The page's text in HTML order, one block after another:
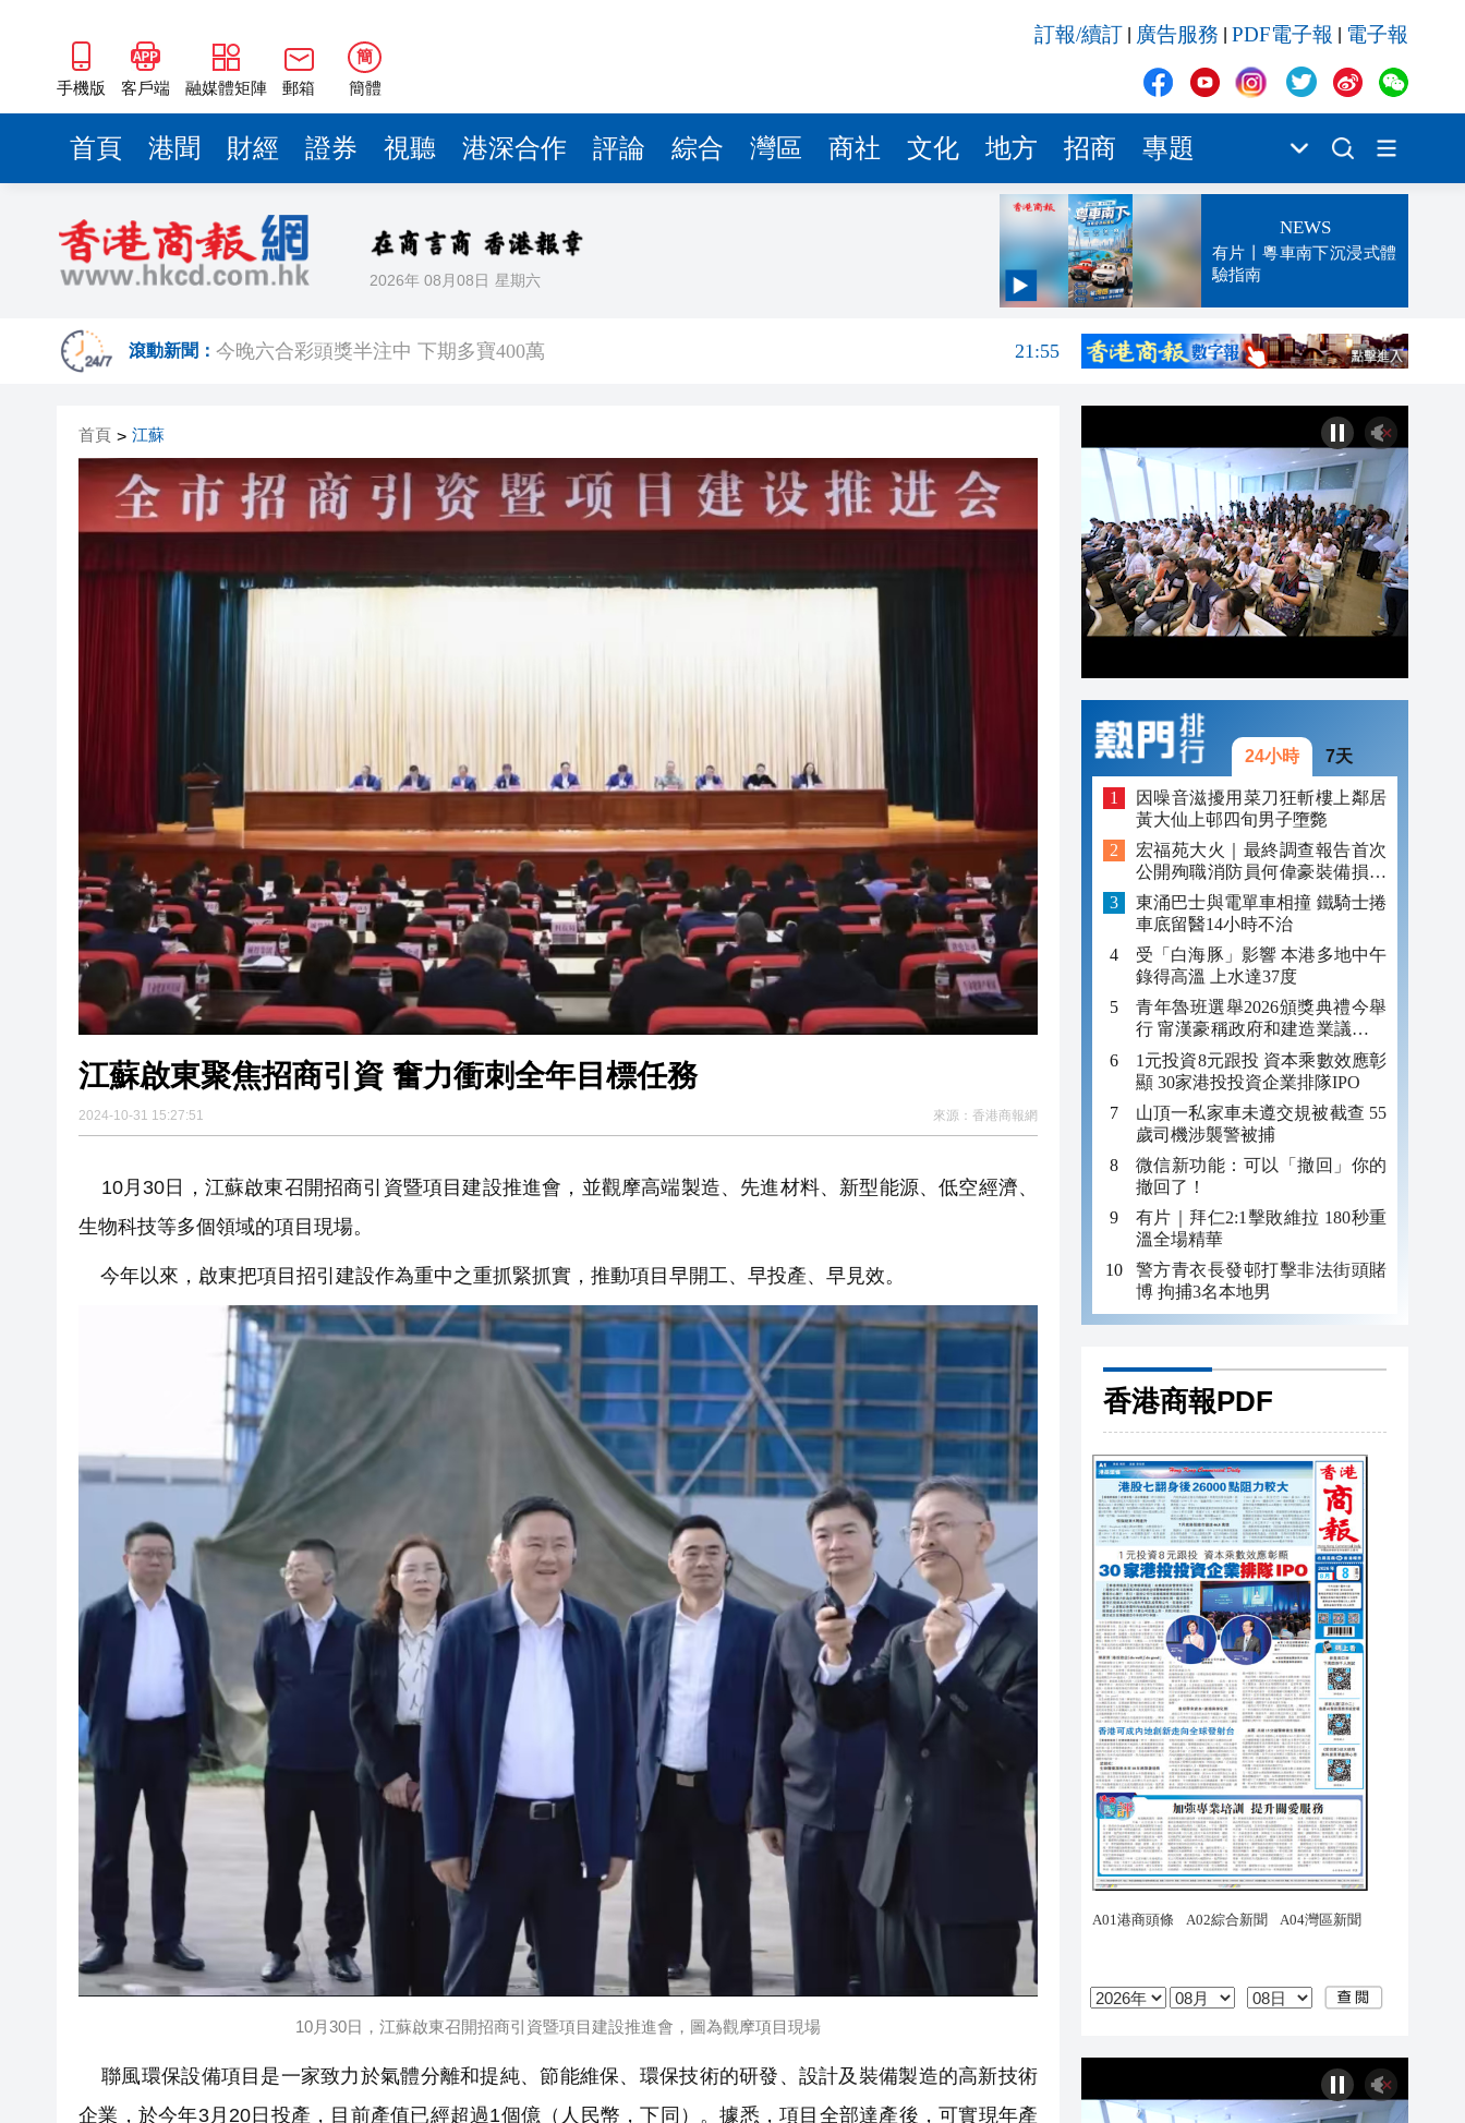
手機版 客戶端 融媒體矩陣 郵箱
簡
簡體
訂報/續訂 廣告服務 PDF電子報 電子報
首頁 港聞 財經 證券 視聽 港深合作 評論 綜合 灣區 商社 文化 地方 招商 專題
2026年 08月08日 星期六
NEWS
有片丨粵車南下沉浸式體
驗指南
滾動新聞：
22:15
今晚六合彩頭獎半注中 下期多寶400萬
21:55
屏山天水圍泳池現嘔吐物 暫時關閉消毒明早重開
20:52
有片丨《功夫女足》將登香港銀幕 周星馳率團隊造勢 劉嘉玲迪麗熱巴等驚喜現身
20:34
「滬港澳台青少年體育舞蹈交流活動」圓滿舉行
風雨過後八桂安好｜桂港直航加持 廣西推出港澳遊客門票五折優惠力拓暑期入境市場
首頁 > 江蘇
江蘇啟東聚焦招商引資 奮力衝刺全年目標任務
2024-10-31 15:27:51 來源： 香港商報網
10月30日，江蘇啟東召開招商引資暨項目建設推進會，並觀摩高端製造、先進材料、新型能源、低空經濟、
生物科技等多個領域的項目現場。
今年以來，啟東把項目招引建設作為重中之重抓緊抓實，推動項目早開工、早投產、早見效。
10月30日，江蘇啟東召開招商引資暨項目建設推進會，圖為觀摩項目現場
聯風環保設備項目是一家致力於氣體分離和提純、節能維保、環保技術的研發、設計及裝備製造的高新技術
企業，於今年3月20日投產，目前產值已經超過1個億（人民幣，下同）。據悉，項目全部達產後，可實現年產
24小時 7天
因噪音滋擾用菜刀狂斬樓上鄰居
黃大仙上邨四旬男子墮斃
宏福苑大火｜最終調查報告首次
公開殉職消防員何偉豪裝備損毀
照片
東涌巴士與電單車相撞 鐵騎士捲
車底留醫14小時不治
受「白海豚」影響 本港多地中午
錄得高溫 上水達37度
青年魯班選舉2026頒獎典禮今舉
行 甯漢豪稱政府和建造業議會做
好培訓工作
1元投資8元跟投 資本乘數效應彰
顯 30家港投投資企業排隊IPO
山頂一私家車未遵交規被截查 55
歲司機涉襲警被捕
微信新功能：可以「撤回」你的
撤回了！
有片｜拜仁2:1擊敗維拉 180秒重
溫全場精華
警方青衣長發邨打擊非法街頭賭
博 拘捕3名本地男
香港商報PDF